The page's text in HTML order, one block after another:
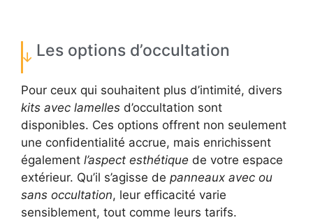
Les options d’occultation
Pour ceux qui souhaitent plus d’intimité, divers
kits avec lamelles d’occultation sont
disponibles. Ces options offrent non seulement
une confidentialité accrue, mais enrichissent
également l’aspect esthétique de votre espace
extérieur. Qu’il s’agisse de panneaux avec ou
sans occultation, leur efficacité varie
sensiblement, tout comme leurs tarifs.